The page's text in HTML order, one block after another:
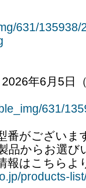
631/
2026年6月5日
631/
番がございま
品からお選び
報はこちらよ
products-